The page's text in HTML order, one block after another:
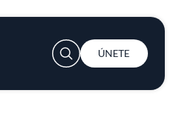
User account menu
ÚNETE